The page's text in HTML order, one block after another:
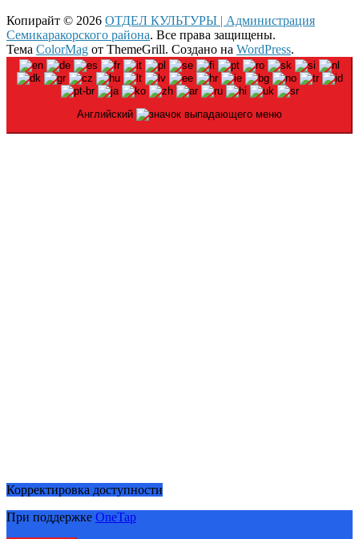
Копирайт © 2026 ОТДЕЛ КУЛЬТУРЫ | Администрация
Семикаракорского района. Все права защищены.
Тема ColorMag от ThemeGrill. Создано на WordPress.
Английский
Корректировка доступности
При поддержке OneTap